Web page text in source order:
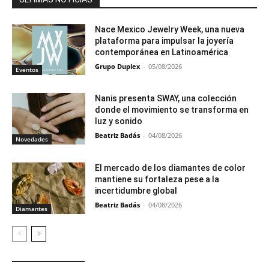
Eventos
Nace Mexico Jewelry Week, una nueva
plataforma para impulsar la joyería
contemporánea en Latinoamérica
Grupo Duplex - 05/08/2026
Novedades
Nanis presenta SWAY, una colección
donde el movimiento se transforma en
luz y sonido
Beatriz Badás - 04/08/2026
Diamantes
El mercado de los diamantes de color
mantiene su fortaleza pese a la
incertidumbre global
Beatriz Badás - 04/08/2026